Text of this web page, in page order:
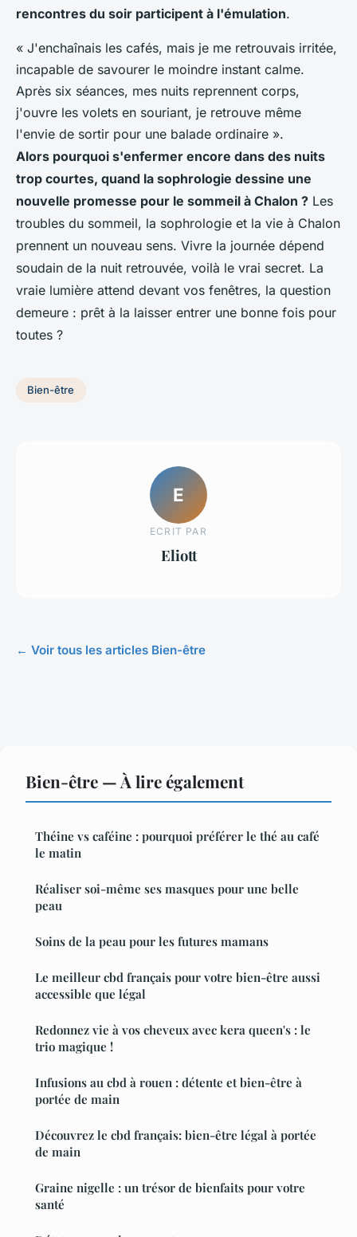
rencontres du soir participent à l'émulation.
« J'enchaînais les cafés, mais je me retrouvais irritée,
incapable de savourer le moindre instant calme.
Après six séances, mes nuits reprennent corps,
j'ouvre les volets en souriant, je retrouve même
l'envie de sortir pour une balade ordinaire ».
Alors pourquoi s'enfermer encore dans des nuits
trop courtes, quand la sophrologie dessine une
nouvelle promesse pour le sommeil à Chalon ? Les
troubles du sommeil, la sophrologie et la vie à Chalon
prennent un nouveau sens. Vivre la journée dépend
soudain de la nuit retrouvée, voilà le vrai secret. La
vraie lumière attend devant vos fenêtres, la question
demeure : prêt à la laisser entrer une bonne fois pour
toutes ?
Bien-être
E
ECRIT PAR
Eliott
← Voir tous les articles Bien-être
Bien-être — À lire également
Théine vs caféine : pourquoi préférer le thé au café
le matin
Réaliser soi-même ses masques pour une belle
peau
Soins de la peau pour les futures mamans
Le meilleur cbd français pour votre bien-être aussi
accessible que légal
Redonnez vie à vos cheveux avec kera queen's : le
trio magique !
Infusions au cbd à rouen : détente et bien-être à
portée de main
Découvrez le cbd français: bien-être légal à portée
de main
Graine nigelle : un trésor de bienfaits pour votre
santé